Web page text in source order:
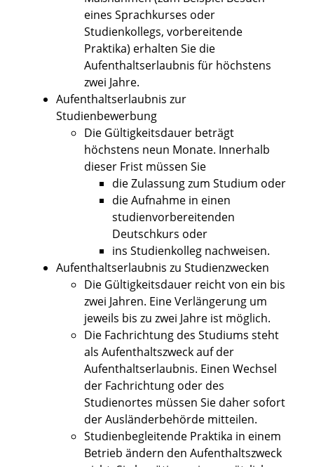
eines Sprachkurses oder
Studienkollegs, vorbereitende
Praktika) erhalten Sie die
Aufenthaltserlaubnis für höchstens
zwei Jahre.
Aufenthaltserlaubnis zur
Studienbewerbung
Die Gültigkeitsdauer beträgt
höchstens neun Monate. Innerhalb
dieser Frist müssen Sie
die Zulassungzum Studium oder
die Aufnahme in einen
studienvorbereitenden
Deutschkurs oder
ins Studienkolleg nachweisen.
Aufenthaltserlaubnis zu Studienzwecken
Die Gültigkeitsdauer reicht von ein bis
zwei Jahren. Eine Verlängerung um
jeweils bis zu zwei Jahre ist möglich.
Die Fachrichtung des Studiums steht
als Aufenthaltszweck auf der
Aufenthaltserlaubnis. Einen Wechsel
der Fachrichtung oder des
Studienortes müssen Sie daher sofort
der Ausländerbehörde mitteilen.
Studienbegleitende Praktika in einem
Betrieb ändern den Aufenthaltszweck